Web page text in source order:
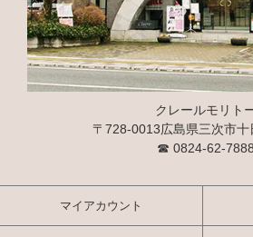
クレールモリト
〒728-0013広島県三次市
☎ 0824-62-7888
マイアカウント